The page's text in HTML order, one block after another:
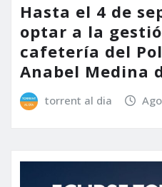
Hasta el 4 de
optar a la
cafetería del
Anabel Medina
torrent al dia